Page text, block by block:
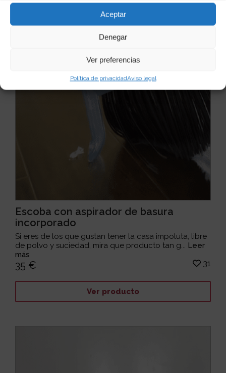
Aceptar
Denegar
Ver preferencias
Política de privacidadAviso legal
Ver producto
Escoba con aspirador de basura
incorporado
Si eres de los que gustan tener la casa impoluta, libre
de polvo y suciedad, mira que producto tan g... Leer
más
35 € 31
Ver producto